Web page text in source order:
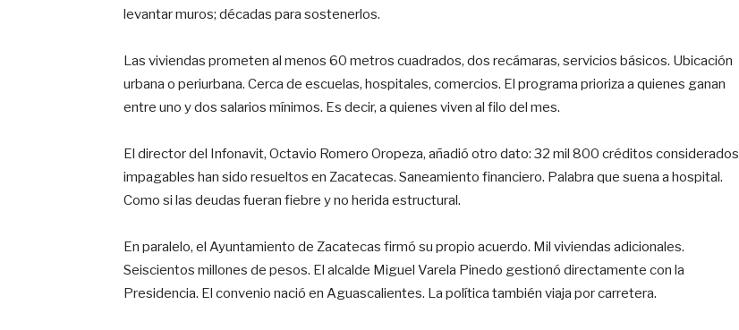
levantar muros; décadas para sostenerlos.
Las viviendas prometen al menos 60 metros cuadrados, dos recámaras, servicios básicos. Ubicación
urbana o periurbana. Cerca de escuelas, hospitales, comercios. El programa prioriza a quienes ganan
entre uno y dos salarios mínimos. Es decir, a quienes viven al filo del mes.
El director del Infonavit, Octavio Romero Oropeza, añadió otro dato: 32 mil 800 créditos considerados
impagables han sido resueltos en Zacatecas. Saneamiento financiero. Palabra que suena a hospital.
Como si las deudas fueran fiebre y no herida estructural.
En paralelo, el Ayuntamiento de Zacatecas firmó su propio acuerdo. Mil viviendas adicionales.
Seiscientos millones de pesos. El alcalde Miguel Varela Pinedo gestionó directamente con la
Presidencia. El convenio nació en Aguascalientes. La política también viaja por carretera.